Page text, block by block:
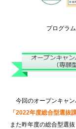
プログラ
今回のオープンキャン
「2022年度総合型選抜
また昨年度の総合型選